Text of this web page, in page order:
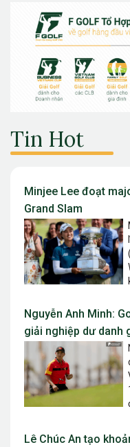
Tin Hot
Minjee Lee đoạt
Grand Slam
Nguyễn Anh Minh:
giải nghiệp dư danh
Lê Chúc An tạo